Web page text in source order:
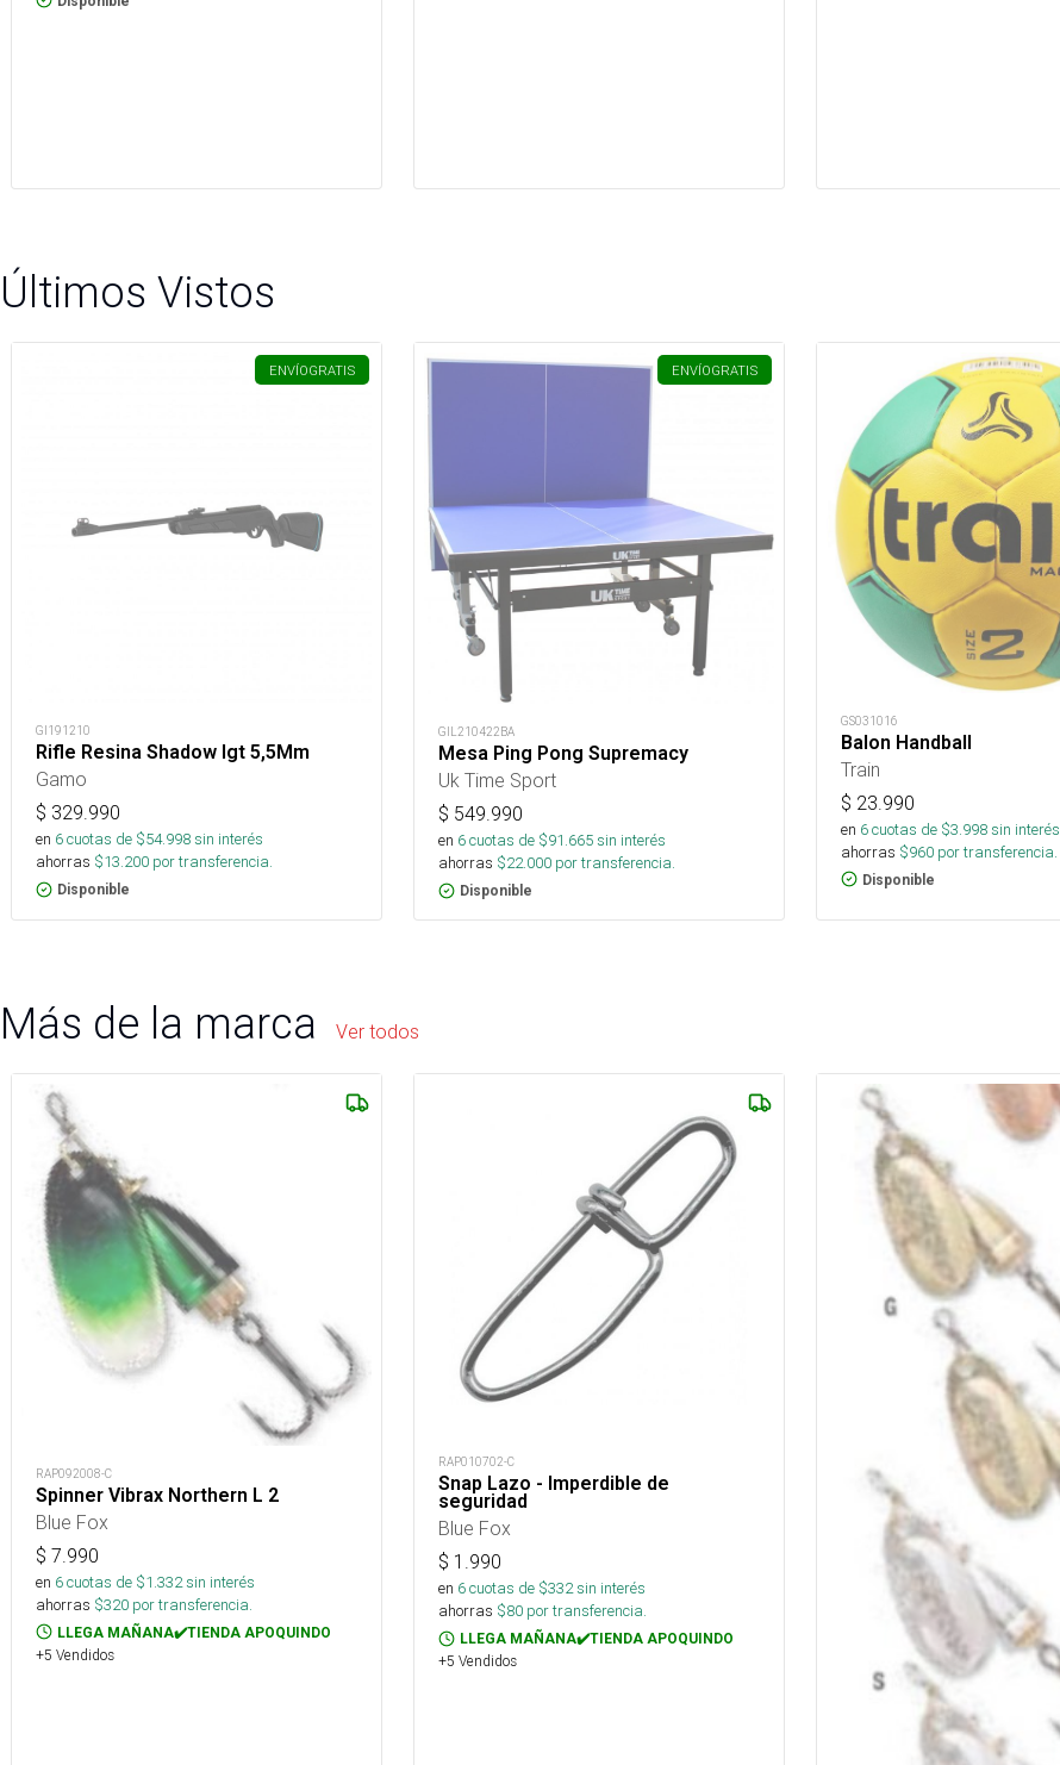
Últimos Vistos
ENVÍOGRATIS
GI191210
Rifle Resina Shadow Igt 5,5Mm
Gamo
$ 329.990
en 6cuotas de $54.998sin interés
ahorras $13.200 por transferencia.
Disponible
ENVÍOGRATIS
GIL210422BA
Mesa Ping Pong Supremacy
Uk Time Sport
$ 549.990
en 6cuotas de $91.665sin interés
ahorras $22.000 por transferencia.
Disponible
GS031016
Balon Handball
Train
$ 23.990
en 6cuotas de $3.998sin interés
ahorras $960 por transferencia.
Disponible
Más de la marca Ver todos
RAP092008-C
Spinner Vibrax Northern L 2
Blue Fox
$ 7.990
en 6cuotas de $1.332sin interés
ahorras $320 por transferencia.
LLEGA MAÑANA✔️TIENDA APOQUINDO
+5 Vendidos
RAP010702-C
Snap Lazo - Imperdible de
seguridad
Blue Fox
$ 1.990
en 6cuotas de $332sin interés
ahorras $80 por transferencia.
LLEGA MAÑANA✔️TIENDA APOQUINDO
+5 Vendidos